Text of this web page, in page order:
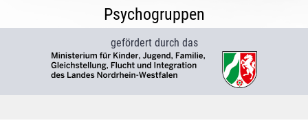
Psychogruppen
gefördert durch das